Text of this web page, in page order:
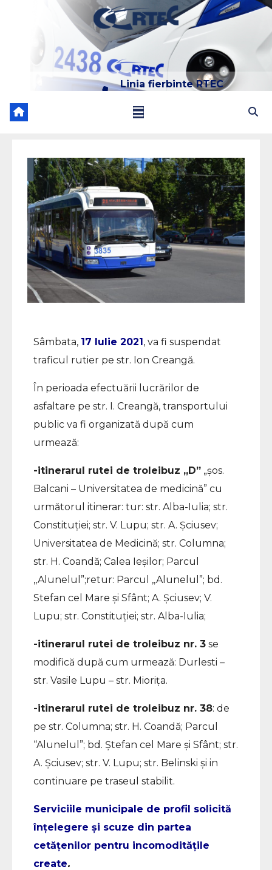
Linia fierbinte RTEC
Sâmbata, 17 Iulie 2021, va fi suspendat
traficul rutier pe str. Ion Creangă.
În perioada efectuării lucrărilor de
asfaltare pe str. I. Creangă, transportului
public va fi organizată după cum
urmează:
-itinerarul rutei de troleibuz „D” „șos.
Balcani – Universitatea de medicină” cu
următorul itinerar: tur: str. Alba-Iulia; str.
Constituției; str. V. Lupu; str. A. Șciusev;
Universitatea de Medicină; str. Columna;
str. H. Coandă; Calea Ieșilor; Parcul
,,Alunelul”;retur: Parcul ,,Alunelul”; bd.
Stefan cel Mare și Sfânt; A. Șciusev; V.
Lupu; str. Constituției; str. Alba-Iulia;
-itinerarul rutei de troleibuz nr. 3 se
modifică după cum urmează: Durlesti –
str. Vasile Lupu – str. Miorița.
-itinerarul rutei de troleibuz nr. 38: de
pe str. Columna; str. H. Coandă; Parcul
“Alunelul”; bd. Ștefan cel Mare și Sfânt; str.
A. Șciusev; str. V. Lupu; str. Belinski și in
continuare pe traseul stabilit.
Serviciile municipale de profil solicită
înțelegere și scuze din partea
cetățenilor pentru incomoditățile
create.